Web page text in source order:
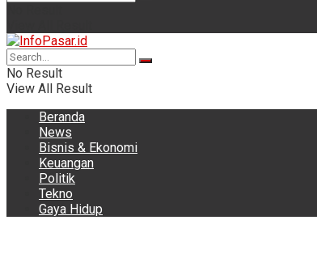
No Result
View All Result
Beranda
News
Bisnis & Ekonomi
Keuangan
Politik
Tekno
Gaya Hidup